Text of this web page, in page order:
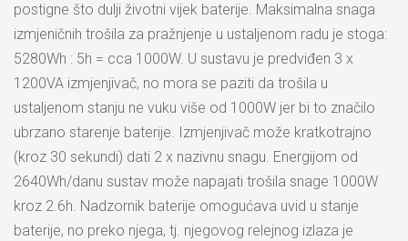
postigne što dulji životni vijek baterije. Maksimalna snaga
izmjeničnih trošila za pražnjenje u ustaljenom radu je stoga:
5280Wh : 5h = cca 1000W. U sustavu je predviđen 3 x
1200VA izmjenjivač, no mora se paziti da trošila u
ustaljenom stanju ne vuku više od 1000W jer bi to značilo
ubrzano starenje baterije. Izmjenjivač može kratkotrajno
(kroz 30 sekundi) dati 2 x nazivnu snagu. Energijom od
2640Wh/danu sustav može napajati trošila snage 1000W
kroz 2.6h. Nadzornik baterije omogućava uvid u stanje
baterije, no preko njega, tj. njegovog relejnog izlaza je